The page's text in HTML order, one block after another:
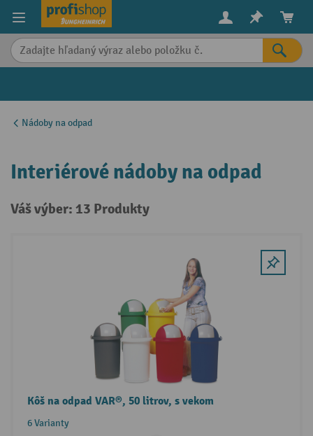
content
Nádoby na odpad
Interiérové nádoby na odpad
Váš výber: 13 Produkty
Kôš na odpad VAR®, 50 litrov, s vekom
6 Varianty